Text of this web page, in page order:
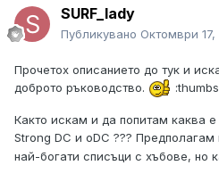
SURF_lady
Публикувано Октомври 17,
Прочетох описанието до тук и
доброто ръководство.
Както искам и да попитам каква
Strong DC и оDC ???
най-богати списъци с хъбове, но